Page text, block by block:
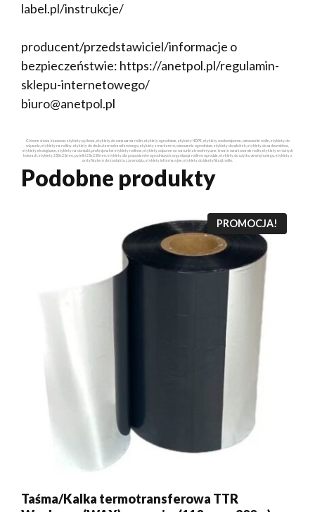
label.pl/instrukcje/
producent/przedstawiciel/informacje o
bezpieczeństwie: https://anetpol.pl/regulamin-
sklepu-internetowego/
biuro@anetpol.pl
Główne słowa kluczowe: etykiety pętlowe, etykiety do oznaczania roślin, etykiety ogrodnicze, etykiety HDPE, etykiety wodoodporne, oznaczanie roślin, etykiety do
wiązania, etykiety na rośliny, etykiety do druku termotransferowego, etykiety z markerem, oznaczenia ogrodnicze, etykiety do szkółek, etykiety do sadownictwa,
etykiety ekologiczne, etykiety na doniczki, profesjonalne etykiety roślinne, etykiety odporne na warunki atmosferyczne, trwałe oznakowanie roślin, etykiety w różnych
kolorach, etykiety 250x25mm, pętelki 25x250mm, etykiety dla gospodarstw ogrodniczych, organizacja roślin w ogrodzie, etykiety do użytku zewnętrznego, etykiety z
certyfikatem do kontaktu z żywnością, etykiety informacyjne, etykiety do identyfikacji roślin.
Podobne produkty
PROMOCJA!
Taśma/Kalka termotransferowa TTR